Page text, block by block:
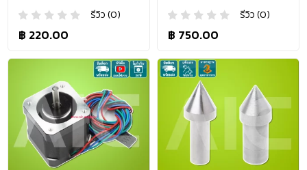
รีวิว (0)
฿ 220.00
รีวิว (0)
฿ 750.00